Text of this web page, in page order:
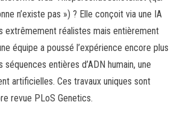
t
i
o
n’existe pas ») ? Elle conçoit via une IA
extrêmement réalistes mais entièrement
équipe a poussé l’expérience encore plus
entières d’ADN humain, une
artificielles. Ces travaux uniques sont
revue PLoS Genetics.